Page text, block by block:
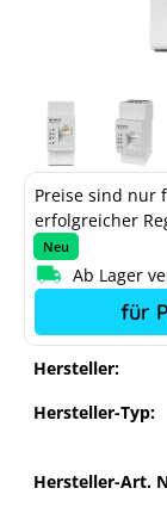
Hersteller:
Hersteller-Typ:
Hersteller-Art.
Preise sind nur
erfolgreicher
Neu
Ab Lager
für